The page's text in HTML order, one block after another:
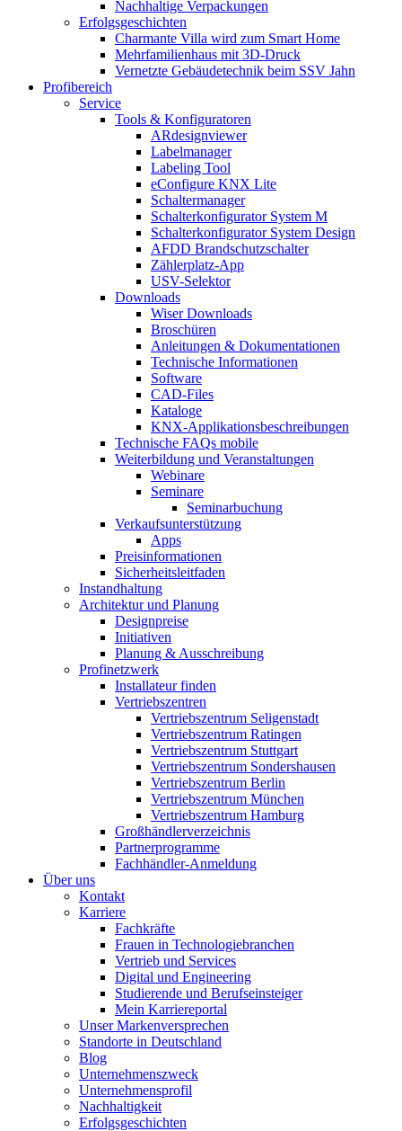
Nachhaltige Verpackungen
Erfolgsgeschichten
Charmante Villa wird zum Smart Home
Mehrfamilienhaus mit 3D-Druck
Vernetzte Gebäudetechnik beim SSV Jahn
Profibereich
Service
Tools & Konfiguratoren
ARdesignviewer
Labelmanager
Labeling Tool
eConfigure KNX Lite
Schaltermanager
Schalterkonfigurator System M
Schalterkonfigurator System Design
AFDD Brandschutzschalter
Zählerplatz-App
USV-Selektor
Downloads
Wiser Downloads
Broschüren
Anleitungen & Dokumentationen
Technische Informationen
Software
CAD-Files
Kataloge
KNX-Applikationsbeschreibungen
Technische FAQs mobile
Weiterbildung und Veranstaltungen
Webinare
Seminare
Seminarbuchung
Verkaufsunterstützung
Apps
Preisinformationen
Sicherheitsleitfaden
Instandhaltung
Architektur und Planung
Designpreise
Initiativen
Planung & Ausschreibung
Profinetzwerk
Installateur finden
Vertriebszentren
Vertriebszentrum Seligenstadt
Vertriebszentrum Ratingen
Vertriebszentrum Stuttgart
Vertriebszentrum Sondershausen
Vertriebszentrum Berlin
Vertriebszentrum München
Vertriebszentrum Hamburg
Großhändlerverzeichnis
Partnerprogramme
Fachhändler-Anmeldung
Über uns
Kontakt
Karriere
Fachkräfte
Frauen in Technologiebranchen
Vertrieb und Services
Digital und Engineering
Studierende und Berufseinsteiger
Mein Karriereportal
Unser Markenversprechen
Standorte in Deutschland
Blog
Unternehmenszweck
Unternehmensprofil
Nachhaltigkeit
Erfolgsgeschichten